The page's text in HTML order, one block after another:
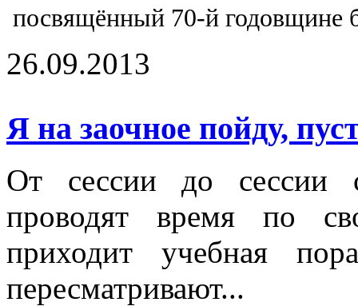
посвящённый 70-й годовщине
26.09.2013
Я на заочное пойду,
От сессии до сессии
проводят время по
приходит учебная
пересматривают...